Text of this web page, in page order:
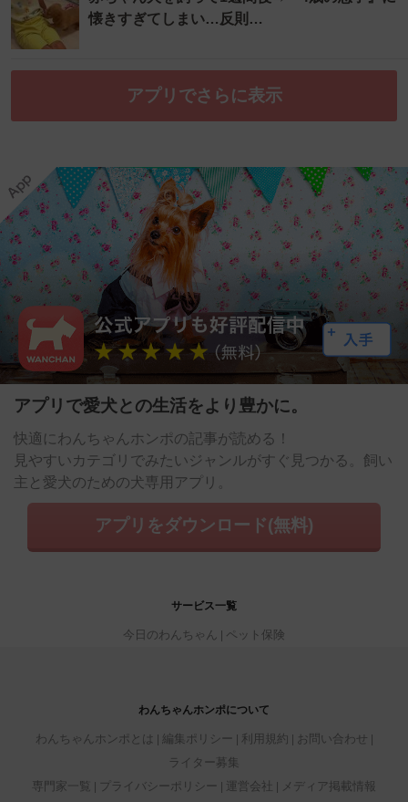
懐きすぎてしまい…反則…
アプリでさらに表示
アプリで愛犬との生活をより豊かに。
快適にわんちゃんホンポの記事が読める！
見やすいカテゴリでみたいジャンルがすぐ見つかる。飼い
主と愛犬のための犬専用アプリ。
アプリをダウンロード(無料)
サービス一覧
今日のわんちゃん ペット保険
わんちゃんホンポについて
わんちゃんホンポとは 編集ポリシー 利用規約
お問い合わせ
ライター募集
専門家一覧
プライバシーポリシー 運営会社 メディア掲載情報